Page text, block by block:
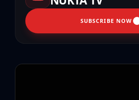
SUBSCRIBE NOW